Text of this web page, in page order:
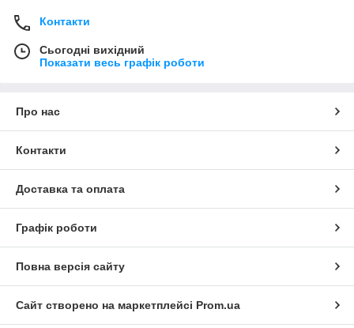
Контакти
Сьогодні вихідний
Показати весь графік роботи
Про нас
Контакти
Доставка та оплата
Графік роботи
Повна версія сайту
Сайт створено на маркетплейсі Prom.ua